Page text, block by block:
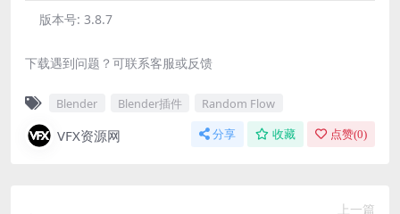
版本号: 3.8.7
下载遇到问题？可联系客服或反馈
Blender Blender插件 Random Flow
VFX资源网 分享 收藏 点赞(0)
上一篇